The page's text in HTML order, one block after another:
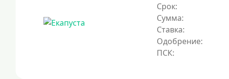
Срок:
Сумма:
Ставка:
Одобрение: